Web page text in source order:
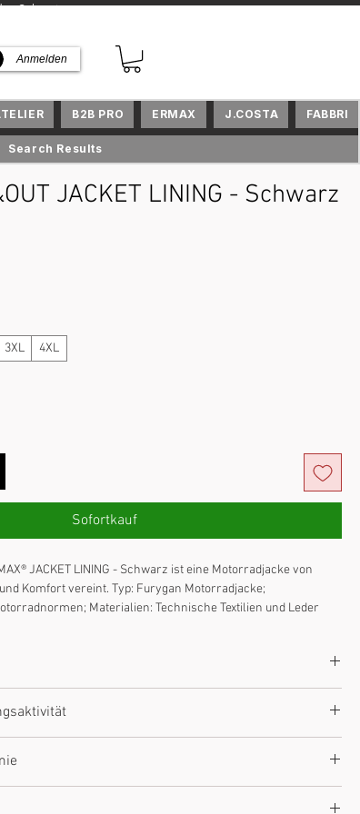
Schweiz
Anmelden
JACKET LINING - Schwarz
3XL 4XL
Sofortkauf
JACKET LINING - Schwarz ist eine Motorradjacke von
Komfort vereint. Typ: Furygan Motorradjacke;
Materialien: Technische Textilien und Leder
auf Fahrersicherheit getestet.
und Feuchtigkeit.
B2B PRO ERMAX J.COSTA FABBRI
Search Results